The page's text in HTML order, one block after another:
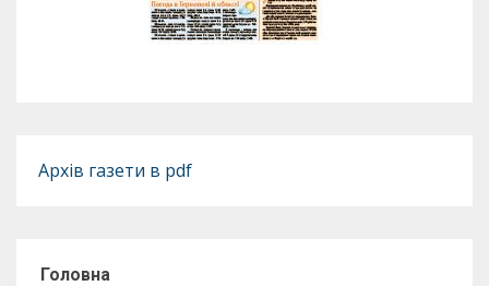
Архів газети в pdf
Головна